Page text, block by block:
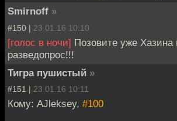
Smirnoff »
#150 | 23.01.16 10:10
[голос в ночи] Позовите уже Хазина
разведопрос!!!
Тигра пушистый »
#151 | 23.01.16 10:11
Кому: AJleksey, #100